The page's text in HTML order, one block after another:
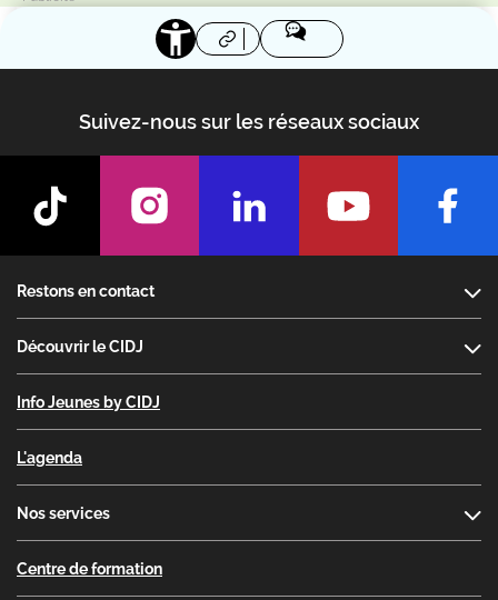
Suivez-nous sur les réseaux sociaux
Restons en contact
Découvrir le CIDJ
Info Jeunes by CIDJ
L'agenda
Nos services
Centre de formation